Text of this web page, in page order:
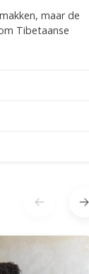
maar de
Tibetaanse